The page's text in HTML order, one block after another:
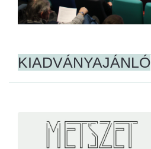
KIADVÁNYAJÁNLÓ